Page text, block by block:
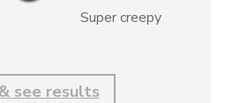
Super creepy
see results